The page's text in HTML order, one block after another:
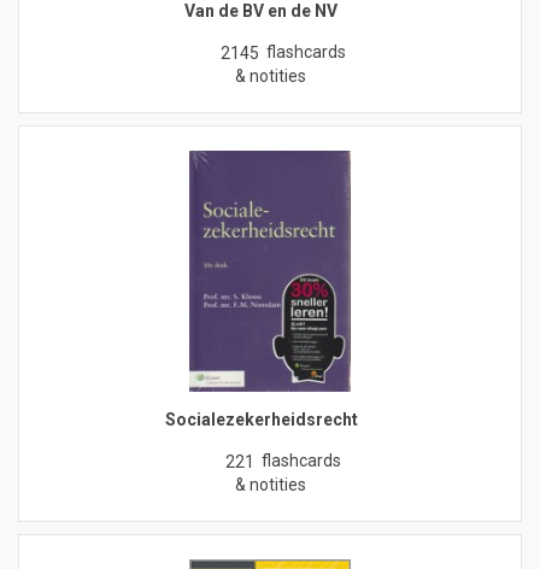
Van de BV en de NV
2145 flashcards
& notities
Socialezekerheidsrecht
221 flashcards
& notities